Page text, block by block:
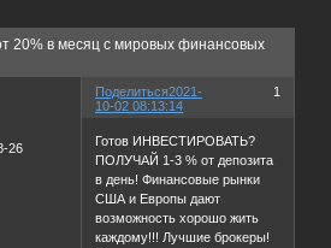
20% в месяц с мировых финансовых
Поделиться 1
2021-
10-02 08:13:14
26
Готов ИНВЕСТИРОВАТЬ?
ПОЛУЧАЙ 1-3 % от депозита
в день! Финансовые рынки
США и Европы дают
возможность хорошо жить
каждому!!! Лучшие брокеры!